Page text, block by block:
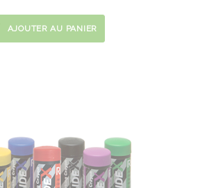
AJOUTER AU PANIER